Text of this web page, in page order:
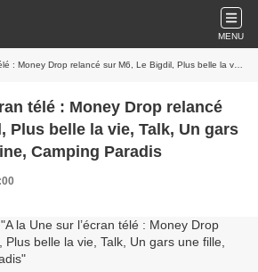
MENU
relancé sur M6, Le Bigdil, Plus belle la vie, Talk, Un gars une fille, Joséphine, Camping Paradis
télé : Money Drop relancé
Plus belle la vie, Talk, Un gars
Camping Paradis